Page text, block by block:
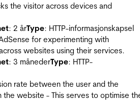
the visitor across devices and
: 2 årType: HTTP-informasjonskapsel
for experimenting with
websites using their services.
: 3 månederType: HTTP-
rate between the user and the
the website - This serves to optimise